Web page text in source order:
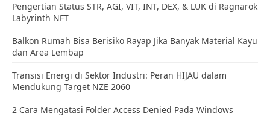
Pengertian Status STR, AGI, VIT, INT, DEX, & LUK di Ragnarok
Labyrinth NFT
Balkon Rumah Bisa Berisiko Rayap Jika Banyak Material Kayu
dan Area Lembap
Transisi Energi di Sektor Industri: Peran HIJAU dalam
Mendukung Target NZE 2060
2 Cara Mengatasi Folder Access Denied Pada Windows